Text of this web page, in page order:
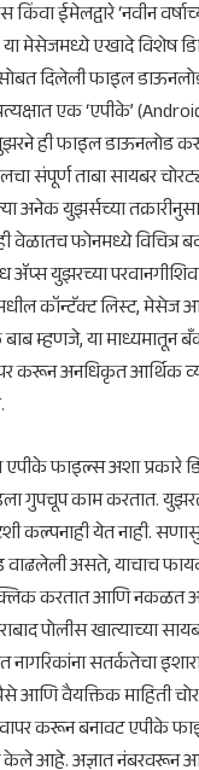
ईमेलद्वारे ‘नवीन
मेसेजमध्ये एखादे विशेष
सोबत दिलेली फाइल
एक ‘एपीके’
ही फाइल डाऊनलोड
संपूर्ण ताबा सायबर
युझर्सच्या
वेळातच फोनमध्ये विचित्र
ॲप्स युझरच्या
कॉन्टॅक्ट लिस्ट, मेसेज
म्हणजे, या माध्यमातून
करून अनधिकृत आर्थिक
एपीके फाइल्स अशा प्रकारे
गुपचूप काम करतात.
कल्पनाही येत नाही.
असते, याचाच
करतात आणि नकळत
पोलीस खात्याच्या
सतर्कतेचा
वैयक्तिक माहिती
करून बनावट एपीके
केले आहे. अज्ञात नंबरवरून